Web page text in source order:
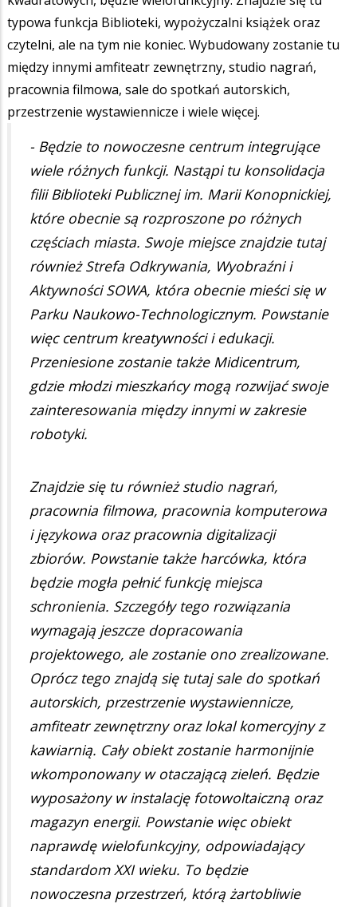
typowa funkcja Biblioteki, wypożyczalni książek oraz
czytelni, ale na tym nie koniec. Wybudowany zostanie tu
między innymi amfiteatr zewnętrzny, studio nagrań,
pracownia filmowa, sale do spotkań autorskich,
przestrzenie wystawiennicze i wiele więcej.
- Będzie to nowoczesne centrum integrujące
wiele różnych funkcji. Nastąpi tu konsolidacja
filii Biblioteki Publicznej im. Marii Konopnickiej,
które obecnie są rozproszone po różnych
częściach miasta. Swoje miejsce znajdzie tutaj
również Strefa Odkrywania, Wyobraźni i
Aktywności SOWA, która obecnie mieści się w
Parku Naukowo-Technologicznym. Powstanie
więc centrum kreatywności i edukacji.
Przeniesione zostanie także Midicentrum,
gdzie młodzi mieszkańcy mogą rozwijać swoje
zainteresowania między innymi w zakresie
robotyki.
Znajdzie się tu również studio nagrań,
pracownia filmowa, pracownia komputerowa
i językowa oraz pracownia digitalizacji
zbiorów. Powstanie także harcówka, która
będzie mogła pełnić funkcję miejsca
schronienia. Szczegóły tego rozwiązania
wymagają jeszcze dopracowania
projektowego, ale zostanie ono zrealizowane.
Oprócz tego znajdą się tutaj sale do spotkań
autorskich, przestrzenie wystawiennicze,
amfiteatr zewnętrzny oraz lokal komercyjny z
kawiarnią. Cały obiekt zostanie harmonijnie
wkomponowany w otaczającą zieleń. Będzie
wyposażony w instalację fotowoltaiczną oraz
magazyn energii. Powstanie więc obiekt
naprawdę wielofunkcyjny, odpowiadający
standardom XXI wieku. To będzie
nowoczesna przestrzeń, którą żartobliwie